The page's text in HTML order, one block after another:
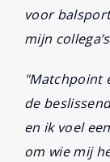
voor
mijn
"Matchpoint
de
en ik voel
om wie mij